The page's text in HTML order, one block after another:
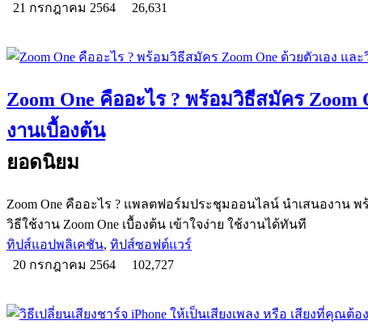
21 กรกฎาคม 2564
26,631
Zoom One คืออะไร ? พร้อมวิธีสมัคร Zoom
งานเบื้องต้น
ยอดนิยม
Zoom One คืออะไร ? แพลตฟอร์มประชุมออนไลน์ นำเสนองาน พ
วิธีใช้งาน Zoom One เบื้องต้น เข้าใจง่าย ใช้งานได้ทันที
ทิปส์แอปพลิเคชัน, ทิปส์ซอฟต์แวร์
20 กรกฎาคม 2564
102,727